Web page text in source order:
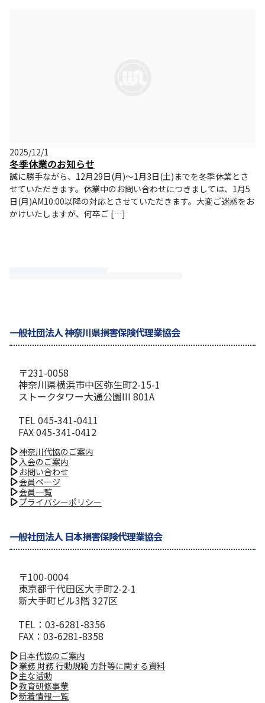
2025/12/1
冬季休業のお知らせ
誠に勝手ながら、12月29日(月)～1月3日(土)までを冬季休業とさ
せていただきます。休業中のお問い合わせにつきましては、1月5
日(月)AM10:00以降の対応とさせていただきます。大変ご迷惑をお
かけいたしますが、何卒ご […]
一般社団法人 神奈川県損害保険代理業協会
〒231-0058
神奈川県横浜市中区弥生町2-15-1
ストークタワー大通公園III 801A
TEL 045-341-0411
FAX 045-341-0412
神奈川代協のご案内
入会のご案内
お問い合わせ
会員ページ
会員一覧
プライバシーポリシー
一般社団法人 日本損害保険代理業協会
〒100-0004
東京都千代田区大手町2-2-1
新大手町ビル3階 327区
TEL：03-6281-8356
FAX：03-6281-8358
日本代協のご案内
業務 財務 行動規範 方針等に関する資料
主な活動
教育研修事業
新着情報一覧